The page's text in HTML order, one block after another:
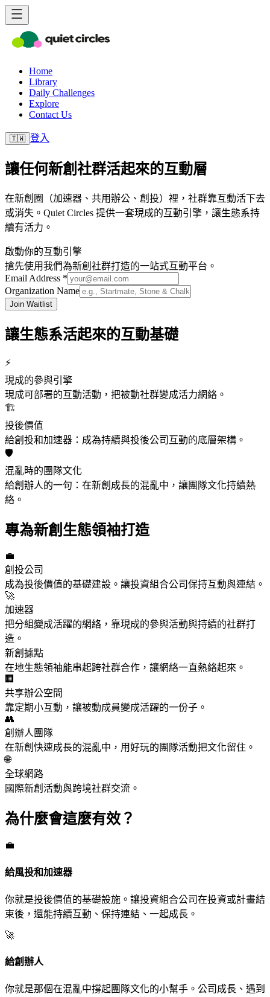
Home
Library
Daily Challenges
Explore
Contact Us
🇹🇼 登入
讓任何新創社群活起來的互動層
在新創圈（加速器、共用辦公、創投）裡，社群靠互動活下去
或消失。Quiet Circles 提供一套現成的互動引擎，讓生態系持
續有活力。
啟動你的互動引擎
搶先使用我們為新創社群打造的一站式互動平台。
Email Address *
Organization Name
Join Waitlist
讓生態系活起來的互動基礎
⚡
現成的參與引擎
現成可部署的互動活動，把被動社群變成活力網絡。
🏗️
投後價值
給創投和加速器：成為持續與投後公司互動的底層架構。
🛡️
混亂時的團隊文化
給創辦人的一句：在新創成長的混亂中，讓團隊文化持續熱
絡。
專為新創生態領袖打造
💼
創投公司
成為投後價值的基礎建設。讓投資組合公司保持互動與連結。
🚀
加速器
把分組變成活躍的網絡，靠現成的參與活動與持續的社群打
造。
新創據點
在地生態領袖能串起跨社群合作，讓網絡一直熱絡起來。
🏢
共享辦公空間
靠定期小互動，讓被動成員變成活躍的一份子。
👥
創辦人團隊
在新創快速成長的混亂中，用好玩的團隊活動把文化留住。
🌐
全球網路
國際新創活動與跨境社群交流。
為什麼會這麼有效？
💼
給風投和加速器
你就是投後價值的基礎設施。讓投資組合公司在投資或計畫結
束後，還能持續互動、保持連結、一起成長。
🚀
給創辦人
你就是那個在混亂中撐起團隊文化的小幫手。公司成長、遇到